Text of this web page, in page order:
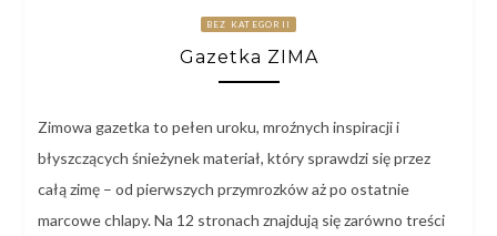
BEZ KATEGORII
Gazetka ZIMA
Zimowa gazetka to pełen uroku, mroźnych inspiracji i
błyszczących śnieżynek materiał, który sprawdzi się przez
całą zimę – od pierwszych przymrozków aż po ostatnie
marcowe chlapy. Na 12 stronach znajdują się zarówno treści